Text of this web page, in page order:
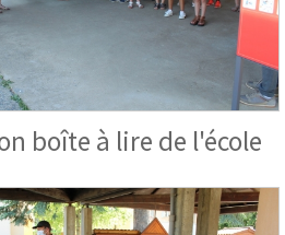
boîte à lire de l'école